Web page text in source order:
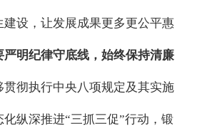
建设，让发展成果更多更公平惠
严明纪律守底线，始终保持清廉
贯彻执行中央八项规定及其实施
化纵深推进“三抓三促”行动，锻